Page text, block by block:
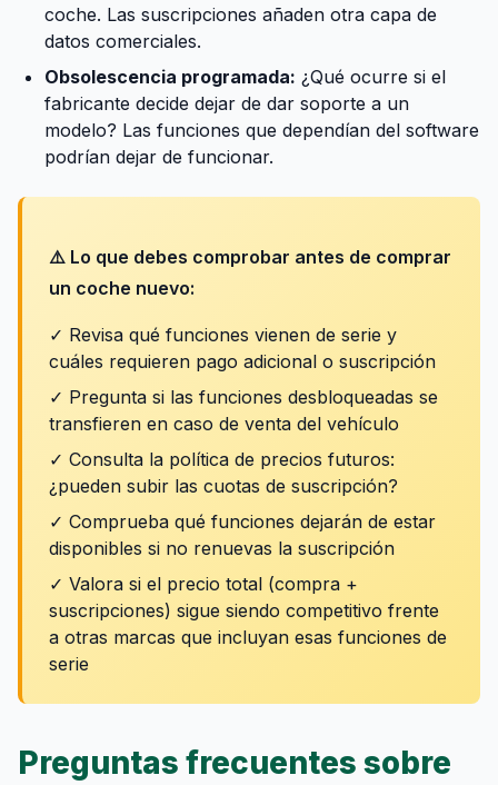
coche. Las suscripciones añaden otra capa de
datos comerciales.
Obsolescencia programada: ¿Qué ocurre si el
fabricante decide dejar de dar soporte a un
modelo? Las funciones que dependían del software
podrían dejar de funcionar.
⚠️ Lo que debes comprobar antes de comprar
un coche nuevo:
✓ Revisa qué funciones vienen de serie y
cuáles requieren pago adicional o suscripción
✓ Pregunta si las funciones desbloqueadas se
transfieren en caso de venta del vehículo
✓ Consulta la política de precios futuros:
¿pueden subir las cuotas de suscripción?
✓ Comprueba qué funciones dejarán de estar
disponibles si no renuevas la suscripción
✓ Valora si el precio total (compra +
suscripciones) sigue siendo competitivo frente
a otras marcas que incluyan esas funciones de
serie
Preguntas frecuentes sobre